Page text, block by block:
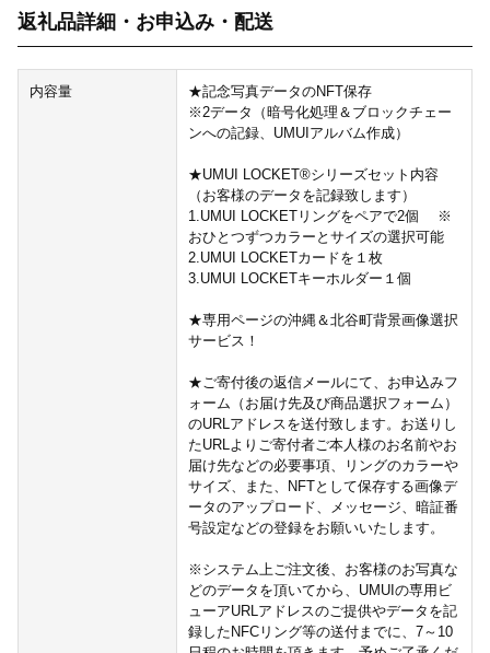
返礼品詳細・お申込み・配送
内容量
★記念写真データのNFT保存
※2データ（暗号化処理＆ブロックチェー
ンへの記録、UMUIアルバム作成）
★UMUI LOCKET®シリーズセット内容
（お客様のデータを記録致します）
1.UMUI LOCKETリングをペアで2個 ※
おひとつずつカラーとサイズの選択可能
2.UMUI LOCKETカードを１枚
3.UMUI LOCKETキーホルダー１個
★専用ページの沖縄＆北谷町背景画像選択
サービス！
★ご寄付後の返信メールにて、お申込みフ
ォーム（お届け先及び商品選択フォーム）
のURLアドレスを送付致します。お送りし
たURLよりご寄付者ご本人様のお名前やお
届け先などの必要事項、リングのカラーや
サイズ、また、NFTとして保存する画像デ
ータのアップロード、メッセージ、暗証番
号設定などの登録をお願いいたします。
※システム上ご注文後、お客様のお写真な
どのデータを頂いてから、UMUIの専用ビ
ューアURLアドレスのご提供やデータを記
録したNFCリング等の送付までに、7～10